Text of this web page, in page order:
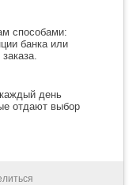
способами:
банка или
день
отдают выбор